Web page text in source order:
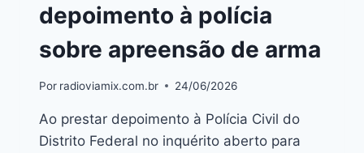
depoimento à polícia
sobre apreensão de arma
Por radioviamix.com.br 24/06/2026
Ao prestar depoimento à Polícia Civil do
Distrito Federal no inquérito aberto para